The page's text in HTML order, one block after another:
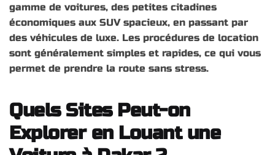
gamme de voitures, des petites citadines
économiques aux SUV spacieux, en passant par
des véhicules de luxe. Les procédures de location
sont généralement simples et rapides, ce qui vous
permet de prendre la route sans stress.
Quels Sites Peut-on
Explorer en Louant une